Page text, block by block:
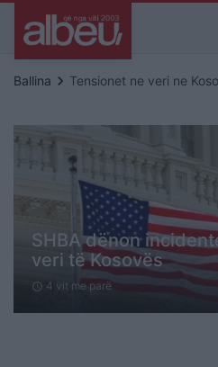
Ballina keyboard_arrow_right Tensionet ne veri ne
SHBA dënon
veri të Kosovës
schedule 4 vit me parë